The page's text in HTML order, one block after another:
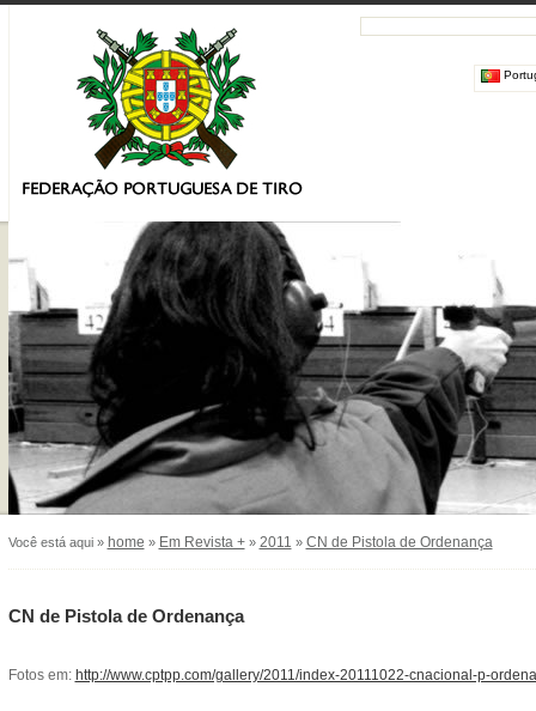
Você está aqui » home » Em Revista +» 2011 » CN de Pistola de Ordenança
CN de Pistola de Ordenança
Fotos em: http://www.cptpp.com/gallery/2011/index-20111022-cnacional-p-